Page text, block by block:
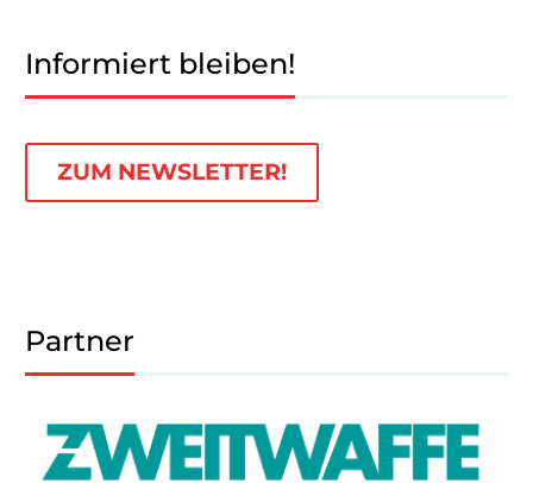
Informiert bleiben!
ZUM NEWSLETTER!
Partner